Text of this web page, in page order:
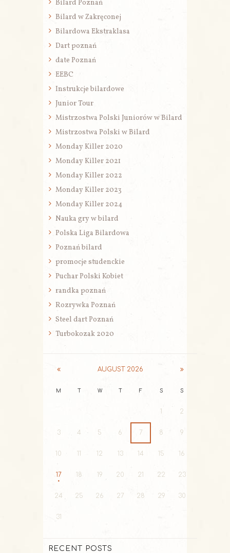
Bilard Poznań
Bilard w Zakręconej
Bilardowa Ekstraklasa
Dart poznań
date Poznań
EEBC
Instrukcje bilardowe
Junior Tour
Mistrzostwa Polski Juniorów w Bilard
Mistrzostwa Polski w Bilard
Monday Killer 2020
Monday Killer 2021
Monday Killer 2022
Monday Killer 2023
Monday Killer 2024
Nauka gry w bilard
Polska Liga Bilardowa
Poznań bilard
promocje studenckie
Puchar Polski Kobiet
randka poznań
Rozrywka Poznań
Steel dart Poznań
Turbokozak 2020
AUGUST 2026
M T W T F S S
1 2
3 4 5 6 7 8 9
10 11 12 13 14 15 16
17 18 19 20 21 22 23
24 25 26 27 28 29 30
31
RECENT POSTS